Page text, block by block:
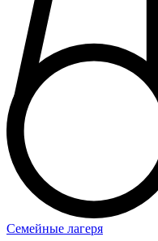
Семейные лагеря